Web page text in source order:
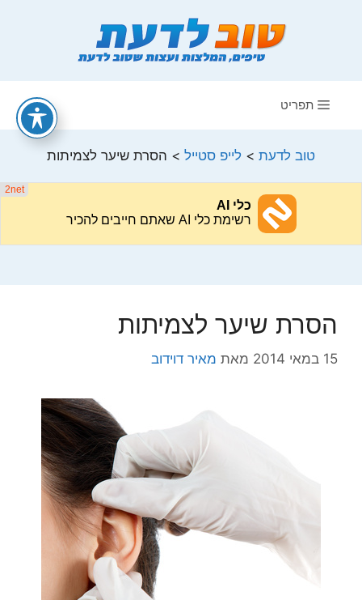
תפריט
טוב לדעת > לייפ סטייל > הסרת שיער לצמיתות
הסרת שיער לצמיתות
15 במאי 2014 מאת מאיר דוידוב